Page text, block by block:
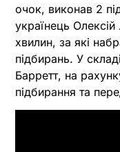
очок, виконав 2
українець
хвилин, за які
підбирань. У
Барретт, на
підбирання та